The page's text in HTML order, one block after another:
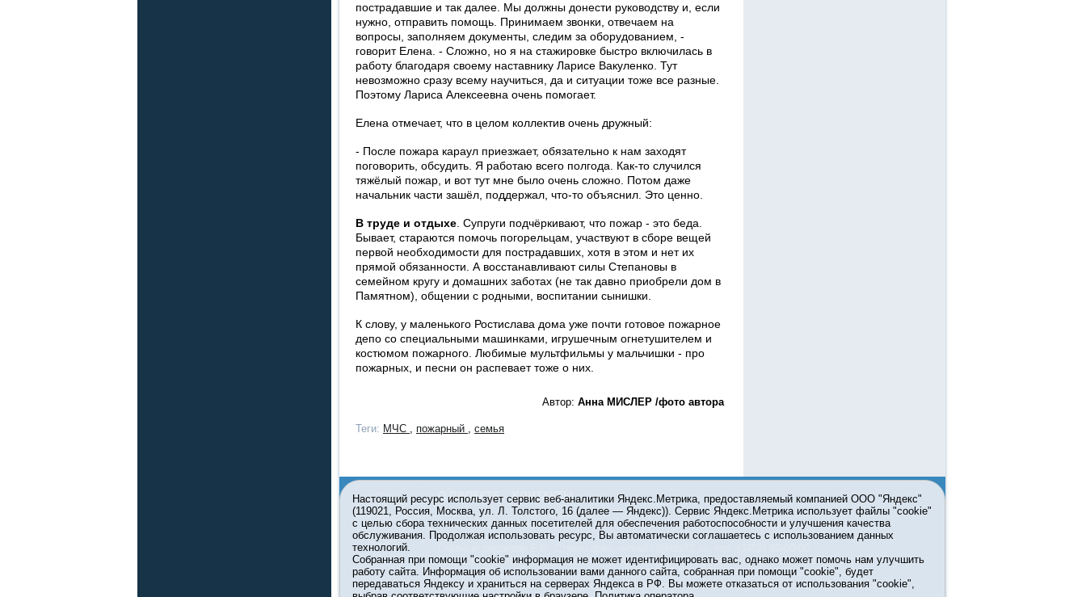
пострадавшие и так далее. Мы должны донести руководству и, если
нужно, отправить помощь. Принимаем звонки, отвечаем на
вопросы, заполняем документы, следим за оборудованием, -
говорит Елена. - Сложно, но я на стажировке быстро включилась в
работу благодаря своему наставнику Ларисе Вакуленко. Тут
невозможно сразу всему научиться, да и ситуации тоже все разные.
Поэтому Лариса Алексеевна очень помогает.
Елена отмечает, что в целом коллектив очень дружный:
- После пожара караул приезжает, обязательно к нам заходят
поговорить, обсудить. Я работаю всего полгода. Как-то случился
тяжёлый пожар, и вот тут мне было очень сложно. Потом даже
начальник части зашёл, поддержал, что-то объяснил. Это ценно.
В труде и отдыхе . Супруги подчёркивают, что пожар - это беда.
Бывает, стараются помочь погорельцам, участвуют в сборе вещей
первой необходимости для пострадавших, хотя в этом и нет их
прямой обязанности. А восстанавливают силы Степановы в
семейном кругу и домашних заботах (не так давно приобрели дом в
Памятном), общении с родными, воспитании сынишки.
К слову, у маленького Ростислава дома уже почти готовое пожарное
депо со специальными машинками, игрушечным огнетушителем и
костюмом пожарного. Любимые мультфильмы у мальчишки - про
пожарных, и песни он распевает тоже о них.
Автор: Анна МИСЛЕР /фото автора
Теги: МЧС , пожарный , семья
О ПРОЕКТЕ КОНТАКТЫ
© 2001-2026 Сетевое издание Тюмень Медиа. При использовании материалов ссылка
обязательна.
Информационная лента выходит при финансовой поддержке правительства Тюменской
области. Свидетельство о регистрации СМИ ЭЛ №ФС 77-67413 от 13.10.2016 выдано
Федеральной службой по надзору в сфере связи, информационных технологий и массовых
Настоящий ресурс использует сервис веб-аналитики Яндекс.Метрика, предоставляемый компанией ООО "Яндекс"
(119021, Россия, Москва, ул. Л. Толстого, 16 (далее — Яндекс)). Сервис Яндекс.Метрика использует файлы "cookie"
с целью сбора технических данных посетителей для обеспечения работоспособности и улучшения качества
обслуживания. Продолжая использовать ресурс, Вы автоматически соглашаетесь с использованием данных
технологий.
Собранная при помощи "cookie" информация не может идентифицировать вас, однако может помочь нам улучшить
работу сайта. Информация об использовании вами данного сайта, собранная при помощи "cookie", будет
передаваться Яндексу и храниться на серверах Яндекса в РФ. Вы можете отказаться от использования "cookie",